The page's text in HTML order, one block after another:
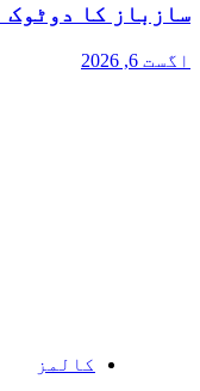
سازباز کا دوٹوک
اگست 6, 2026
کالمز